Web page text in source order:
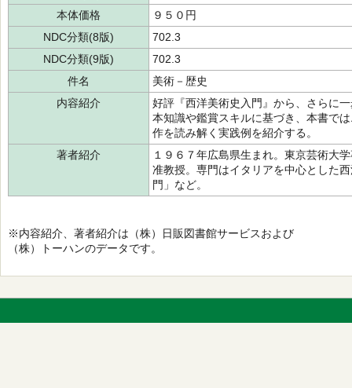
本体価格
９５０円
NDC分類(8版)
702.3
NDC分類(9版)
702.3
件名
美術－歴史
内容紹介
好評『西洋美術史入門』から、さらに
本知識や鑑賞スキルに基づき、本書で
作を読み解く実践例を紹介する。
著者紹介
１９６７年広島県生まれ。東京芸術大
准教授。専門はイタリアを中心とした
門」など。
※内容紹介、著者紹介は（株）日販図書館サービスおよび
（株）トーハンのデータです。